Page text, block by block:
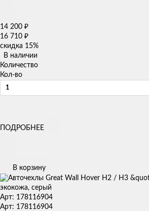
14 200 ₽
16 710 ₽
скидка 15%
В наличии
Количество
Кол-во
ПОДРОБНЕЕ
В корзину
Арт: 178116904
Арт: 178116904